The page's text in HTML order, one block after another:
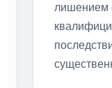
лишением